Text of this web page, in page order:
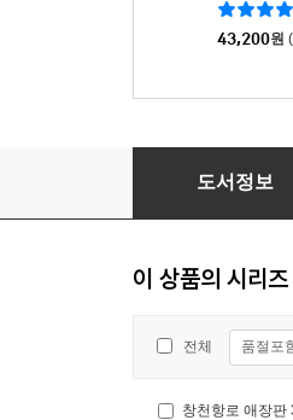
43,200원
창천항로 애장판 1
도서정보
이 상품의 시리즈
전체 품절포
창천항로 애장판